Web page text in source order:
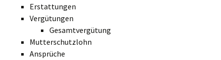
Erstattungen
Vergütungen
Gesamtvergütung
Mutterschutzlohn
Ansprüche